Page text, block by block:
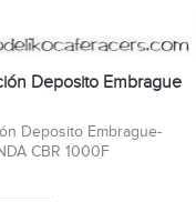
Deposito Embrague
Deposito Embrague-
CBR 1000F